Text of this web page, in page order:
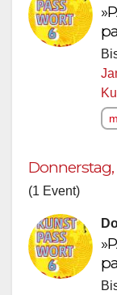
(1 Event)